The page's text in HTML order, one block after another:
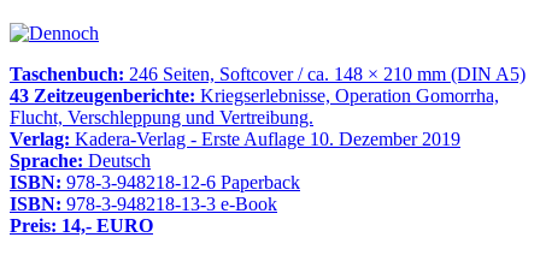
Taschenbuch: 246 Seiten, Softcover / ca. 148 × 210 mm (DIN A5)
43 Zeitzeugenberichte: Kriegserlebnisse, Operation Gomorrha,
Flucht, Verschleppung und Vertreibung.
Verlag: Kadera-Verlag - Erste Auflage 10. Dezember 2019
Sprache: Deutsch
ISBN: 978-3-948218-12-6 Paperback
ISBN: 978-3-948218-13-3 e-Book
Preis: 14,- EURO